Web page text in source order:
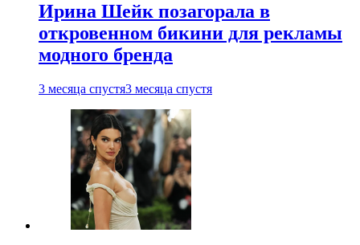
Ирина Шейк позагорала в
откровенном бикини для рекламы
модного бренда
3 месяца спустя3 месяца спустя